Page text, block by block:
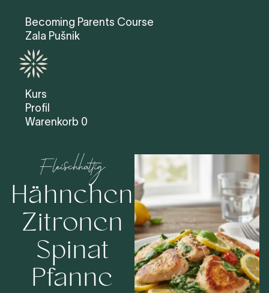
Becoming Parents Course
Zala Pušnik
Kurs
Profil
Warenkorb 0
Fleischhaltig
Hähnchen
Zitronen
Spinat
Pfanne